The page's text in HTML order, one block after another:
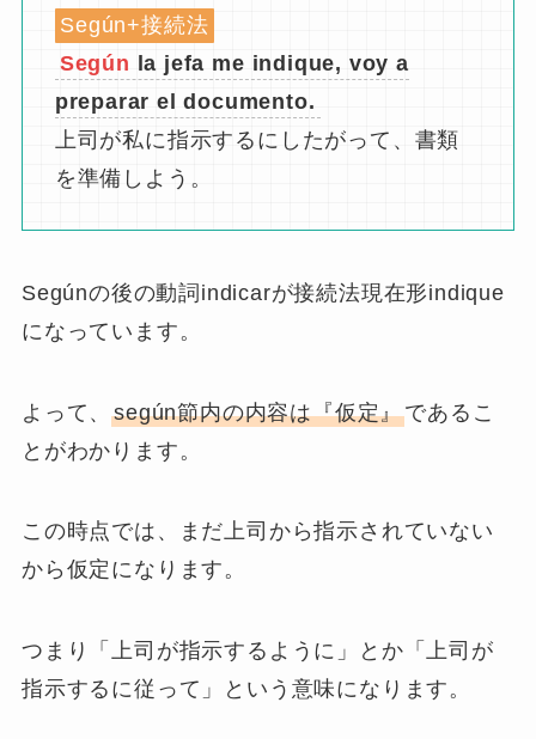
Según+接続法
Según la jefa me indique, voy a
preparar el documento.
上司が私に指示するにしたがって、書類
を準備しよう。
Segúnの後の動詞indicarが接続法現在形indique
になっています。
よって、según節内の内容は『仮定』であるこ
とがわかります。
この時点では、まだ上司から指示されていない
から仮定になります。
つまり「上司が指示するように」とか「上司が
指示するに従って」という意味になります。